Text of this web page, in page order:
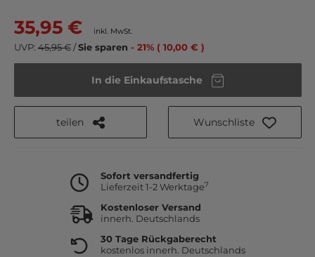
35,95 € inkl. MwSt.
UVP: 45,95 €/Sie sparen - 21% ( 10,00 € )
In die Einkaufstasche
teilen Wunschliste
Sofort versandfertig
Lieferzeit 1-2 Werktage7
Kostenloser Versand
innerh. Deutschlands
30 Tage Rückgaberecht
kostenlos innerh. Deutschlands